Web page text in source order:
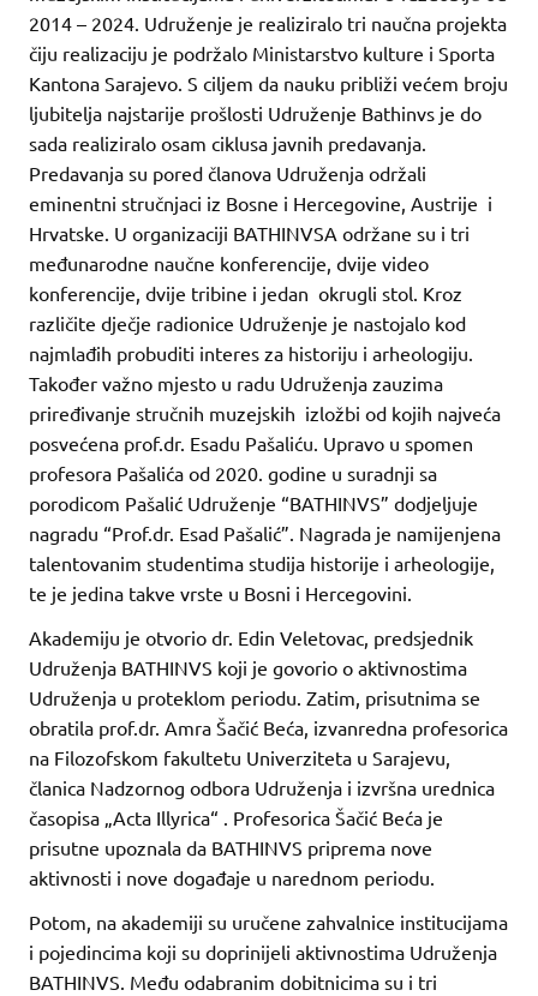
2014 – 2024. Udruženje je realiziralo tri naučna projekta
čiju realizaciju je podržalo Ministarstvo kulture i Sporta
Kantona Sarajevo. S ciljem da nauku približi većem broju
ljubitelja najstarije prošlosti Udruženje Bathinvs je do
sada realiziralo osam ciklusa javnih predavanja.
Predavanja su pored članova Udruženja održali
eminentni stručnjaci iz Bosne i Hercegovine, Austrije i
Hrvatske. U organizaciji BATHINVSA održane su i tri
međunarodne naučne konferencije, dvije video
konferencije, dvije tribine i jedan okrugli stol. Kroz
različite dječje radionice Udruženje je nastojalo kod
najmlađih probuditi interes za historiju i arheologiju.
Također važno mjesto u radu Udruženja zauzima
priređivanje stručnih muzejskih izložbi od kojih najveća
posvećena prof.dr. Esadu Pašaliću. Upravo u spomen
profesora Pašalića od 2020. godine u suradnji sa
porodicom Pašalić Udruženje “BATHINVS” dodjeljuje
nagradu “Prof.dr. Esad Pašalić”. Nagrada je namijenjena
talentovanim studentima studija historije i arheologije,
te je jedina takve vrste u Bosni i Hercegovini.
Akademiju je otvorio dr. Edin Veletovac, predsjednik
Udruženja BATHINVS koji je govorio o aktivnostima
Udruženja u proteklom periodu. Zatim, prisutnima se
obratila prof.dr. Amra Šačić Beća, izvanredna profesorica
na Filozofskom fakultetu Univerziteta u Sarajevu,
članica Nadzornog odbora Udruženja i izvršna urednica
časopisa „Acta Illyrica“ . Profesorica Šačić Beća je
prisutne upoznala da BATHINVS priprema nove
aktivnosti i nove događaje u narednom periodu.
Potom, na akademiji su uručene zahvalnice institucijama
i pojedincima koji su doprinijeli aktivnostima Udruženja
BATHINVS. Među odabranim dobitnicima su i tri